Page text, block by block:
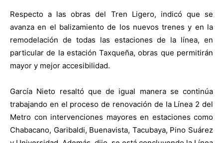
Respecto a las obras del Tren Ligero, indicó que se
avanza en el balizamiento de los nuevos trenes y en la
remodelación de todas las estaciones de la línea, en
particular de la estación Taxqueña, obras que permitirán
mayor y mejor accesibilidad.
García Nieto resaltó que de igual manera se continúa
trabajando en el proceso de renovación de la Línea 2 del
Metro con intervenciones mayores en estaciones como
Chabacano, Garibaldi, Buenavista, Tacubaya, Pino Suárez